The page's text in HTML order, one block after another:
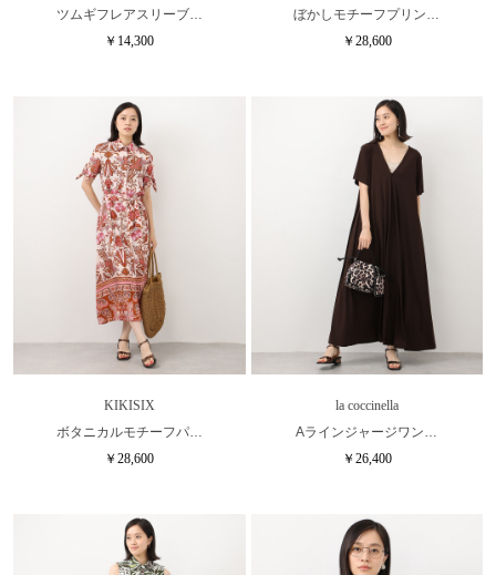
ツムギフレアスリーブ…
￥14,300
ぼかしモチーフプリン…
￥28,600
KIKISIX
ボタニカルモチーフパ…
￥28,600
la coccinella
Aラインジャージワン…
￥26,400